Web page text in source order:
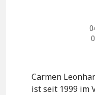
Carmen
ist seit 1999 im